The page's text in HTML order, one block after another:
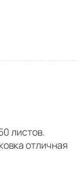
листов.
отличная